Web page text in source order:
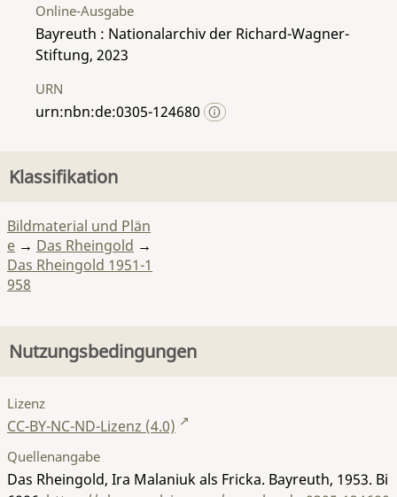
Online-Ausgabe
Bayreuth : Nationalarchiv der Richard-Wagner-
Stiftung, 2023
URN
urn:nbn:de:0305-124680
Klassifikation
Bildmaterial und Plän
e → Das Rheingold →
Das Rheingold 1951-1
958
Nutzungsbedingungen
Lizenz
CC-BY-NC-ND-Lizenz (4.0)
Quellenangabe
Das Rheingold, Ira Malaniuk als Fricka. Bayreuth, 1953. Bi